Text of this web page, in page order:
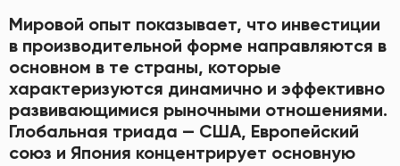
Мировой опыт показывает, что инвестиции
в производительной форме направляются в
основном в те страны, которые
характеризуются динамично и эффективно
развивающимися рыночными отношениями.
Глобальная триада — США, Европейский
союз и Япония концентрирует основную